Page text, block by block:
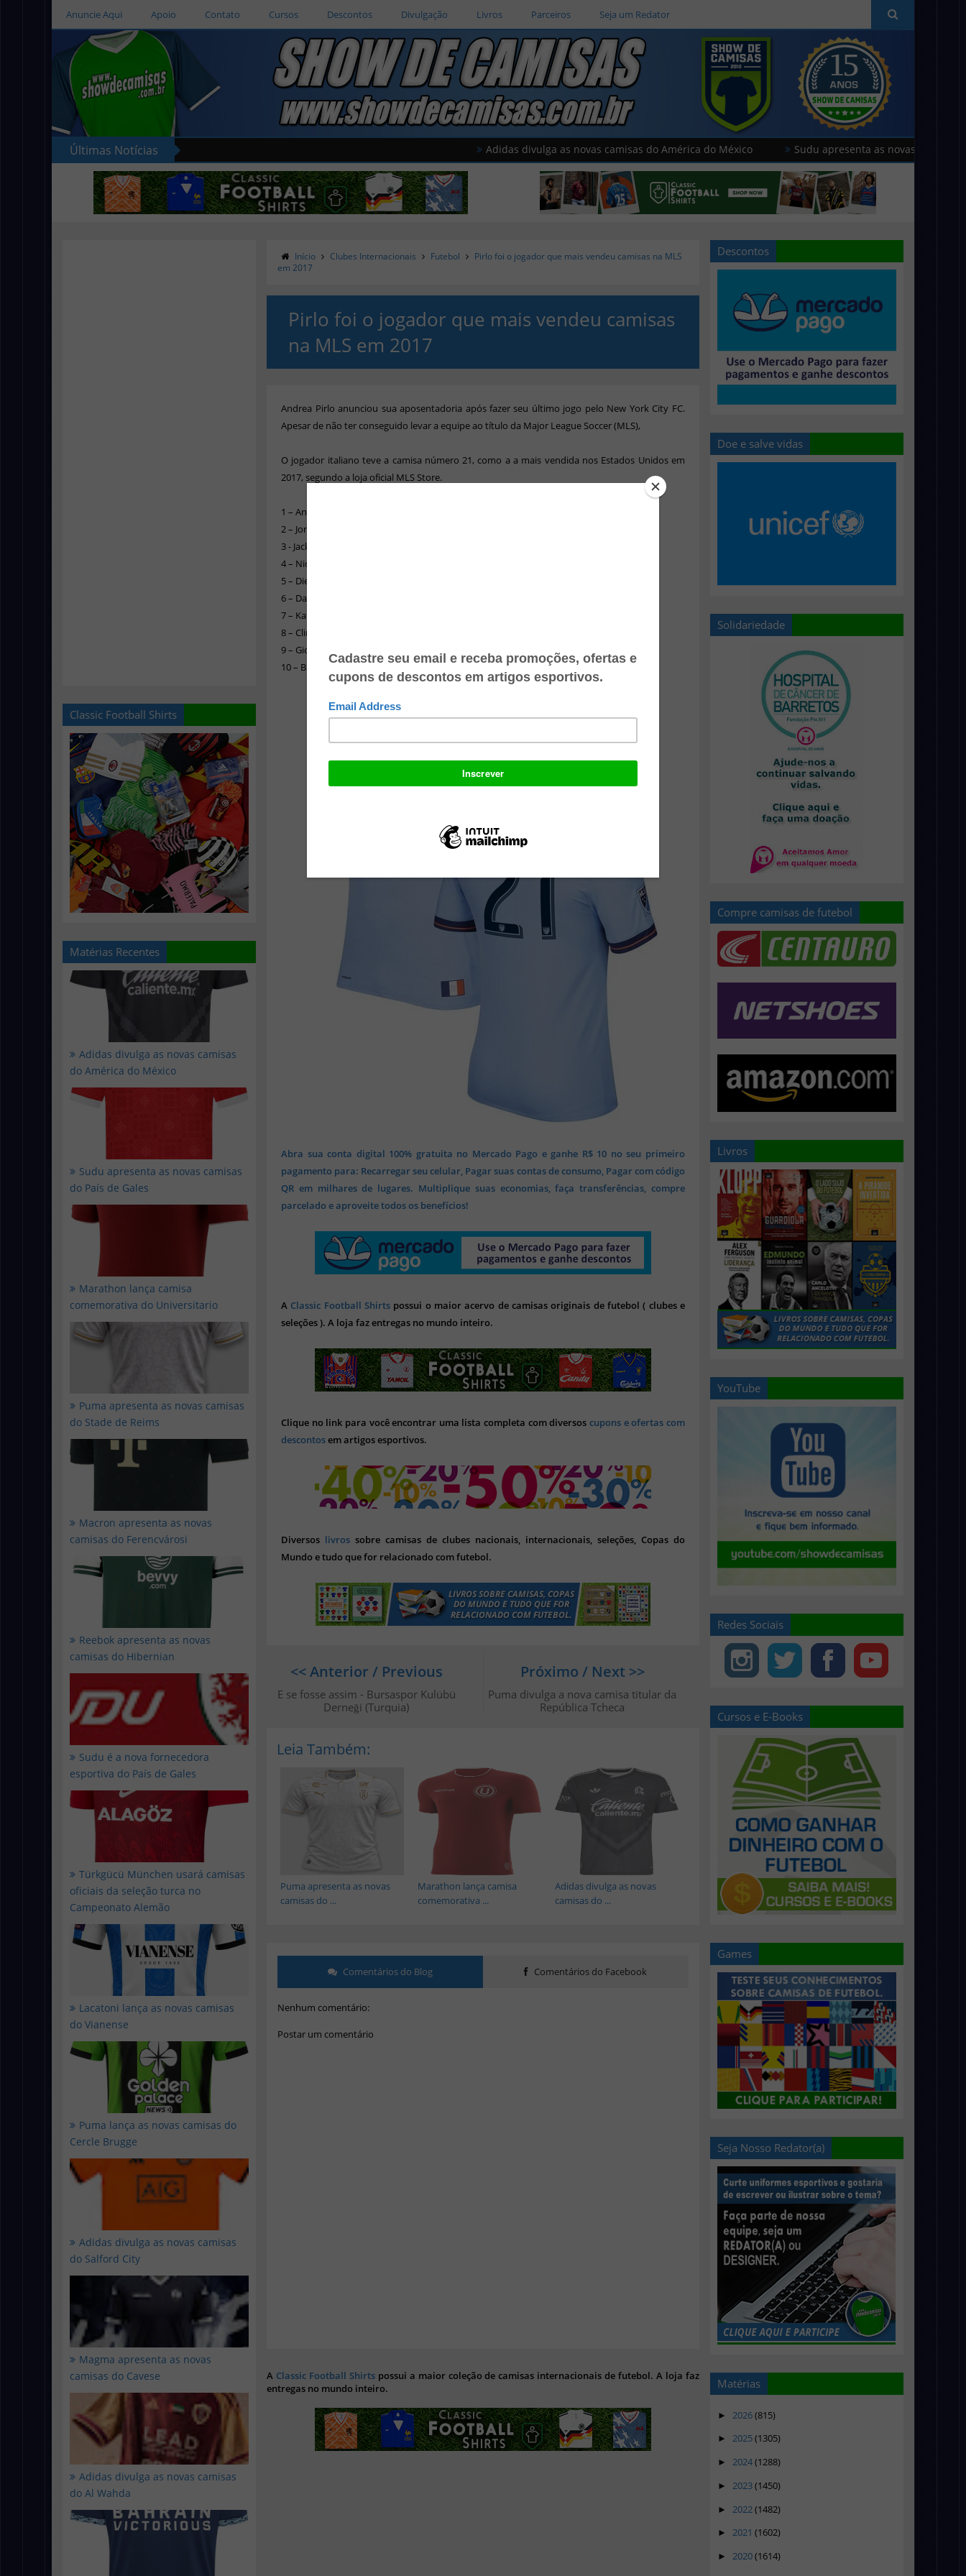
Anuncie Aqui Apoio Contato Cursos Descontos Divulgação Livros Parceiros Seja um Redator
Últimas Notícias Adidas divulga as novas camisas do América do México Sudu apresenta as novas camisas do País de
Classic Football Shirts
Matérias Recentes
Adidas divulga as novas camisas
do América do México
Sudu apresenta as novas camisas
do País de Gales
Marathon lança camisa
comemorativa do Universitario
Puma apresenta as novas camisas
do Stade de Reims
Macron apresenta as novas
camisas do Ferencvárosi
Reebok apresenta as novas
camisas do Hibernian
Sudu é a nova fornecedora
esportiva do País de Gales
Türkgücü München usará camisas
oficiais da seleção turca no
Campeonato Alemão
Lacatoni lança as novas camisas
do Vianense
Puma lança as novas camisas do
Cercle Brugge
Adidas divulga as novas camisas
do Salford City
Magma apresenta as novas
camisas do Cavese
Adidas divulga as novas camisas
do Al Wahda
Início Clubes Internacionais Futebol
Pirlo foi o jogador que mais vendeu camisas na MLS
em 2017
Pirlo foi o jogador que mais vendeu camisas
na MLS em 2017
Andrea Pirlo anunciou sua aposentadoria após fazer seu último jogo pelo New York City FC.
Apesar de não ter conseguido levar a equipe ao título da Major League Soccer (MLS),
O jogador italiano teve a camisa número 21, como a a mais vendida nos Estados Unidos em
2017, segundo a loja oficial MLS Store.
1 – Andrea Pirlo (New York City FC)
2 – Jordan Morris (Seattle Sounders)
3 - Jack Harrison (New York City FC)
4 – Nicolás Lodeiro (Seattle Sounders)
5 – Diego Valeri (Portland Timbers)
6 – David Villa – (New York City FC)
7 – Kaká (Orlando City)
8 – Clint Dempsey (Seattle Sounders)
9 – Giovani dos Santos (Los Angeles Galaxy)
10 – Bradley Wright-Phillips (New York Red Bulls)
Abra sua conta digital 100% gratuita no Mercado Pago e ganhe R$ 10 no seu primeiro
pagamento para: Recarregar seu celular, Pagar suas contas de consumo, Pagar com código
QR em milhares de lugares. Multiplique suas economias, faça transferências, compre
parcelado e aproveite todos os benefícios!
A Classic Football Shirts possui o maior acervo de camisas originais de futebol ( clubes e
seleções ). A loja faz entregas no mundo inteiro.
Clique no link para você encontrar uma lista completa com diversoscupons e ofertas com
descontosem artigos esportivos.
Diversos livros sobre camisas de clubes nacionais, internacionais, seleções, Copas do
Mundo e tudo que for relacionado com futebol.
Próximo / Next >>
Puma divulga a nova camisa titular da
República Tcheca
<< Anterior / Previous
E se fosse assim - Bursaspor Kulübü
Derneği (Turquia)
Leia Também:
Adidas divulga as novas
camisas do ...
Marathon lança camisa
comemorativa ...
Puma apresenta as novas
camisas do ...
Comentários do Blog Comentários do Facebook
Nenhum comentário:
Postar um comentário
A Classic Football Shirts possui a maior coleção de camisas internacionais de futebol. A loja faz
entregas no mundo inteiro.
Descontos
Doe e salve vidas
Solidariedade
Compre camisas de futebol
Livros
YouTube
Redes Sociais
Cursos e E-Books
Games
Seja Nosso Redator(a)
Matérias
► 2026(815)
► 2025(1305)
► 2024(1288)
► 2023(1450)
► 2022(1482)
► 2021 (1602)
► 2020(1614)